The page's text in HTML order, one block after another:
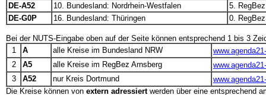
DE-A52
10. Bundesland: Nordrhein-Westfalen
5.
DE-G0P
16. Bundesland: Thüringen 0.
Bei der NUTS-Eingabe oben auf der Seite können entsprechend 1 bis 3
1
A alle Kreise im Bundesland NRW
2
A5 alle Kreise im RegBez Arnsberg
3
A52 nur Kreis Dortmund
Die Kreise können von extern adressiertwerden über eine entsprechend